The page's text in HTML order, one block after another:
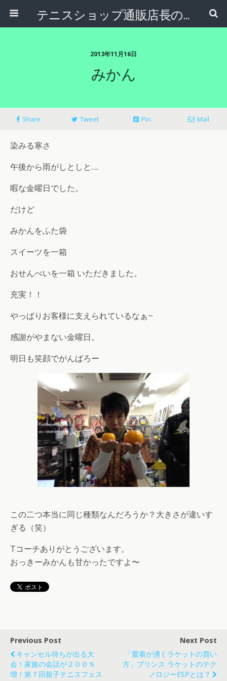
テニスショップ通販店長のブログ＠テニスショップLAFINO 西山克久
2013年11月16日
みかん
Share Tweet Pin Mail
染みる寒さ
午後から雨がしとしと….
暇な金曜日でした。
だけど
みかんをふた袋
スイーツを一箱
おせんべいを一箱 いただきました。
充実！！
やっぱりお客様に支えられているなぁ~
感謝がやまない金曜日。
明日も笑顔でがんばろー
この二つ本当に同じ種類なんだろうか？大きさが違いす
ぎる（笑）
Tコーチありがとうございます。
おっきーみかんも甘かったですよ〜
Previous Post
キャンセル待ちが出る大
会！家族の会話が２００％
増！第７回親子テニスフェス
Next Post
「愛着が湧くラケットの買い
方」プリンス ラケットのテク
ノロジーESPとは？